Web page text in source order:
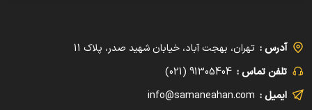
آدرس : تهران، بهجت آباد، خیابان شهید صدر، پلاک 11
تلفن تماس : 91305404 (021)
ایمیل : info@samaneahan.com